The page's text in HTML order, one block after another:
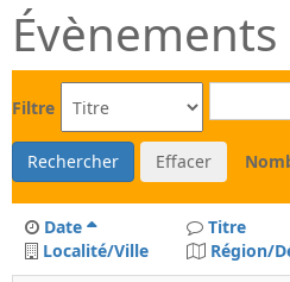
Évènements
Filtre
Rechercher Effacer
Date Titre
Localité/Ville
Région/